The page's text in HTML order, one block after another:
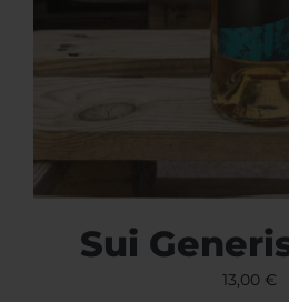
Sui
13,00 €